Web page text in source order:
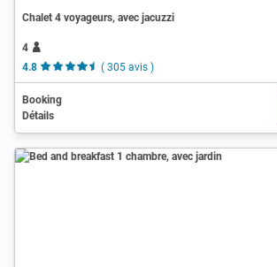
Chalet 4 voyageurs, avec jacuzzi
4
4.8
( 305 avis )
Booking
Détails